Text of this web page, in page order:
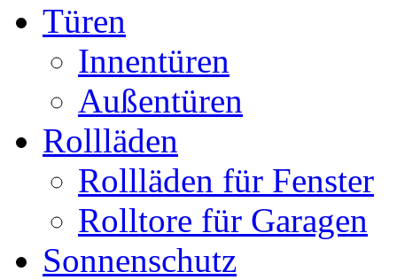
Türen
Innentüren
Außentüren
Rollläden
Rollläden für Fenster
Rolltore für Garagen
Sonnenschutz